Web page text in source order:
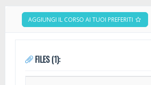
AGGIUNGI IL CORSO AI TUOI PREFERITI
FILES (1):